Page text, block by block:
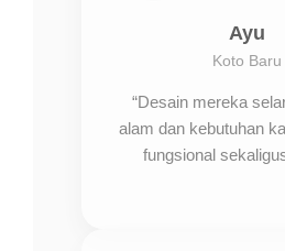
Ayu
Koto Baru
“Desain mereka
alam dan kebutuhan
fungsional